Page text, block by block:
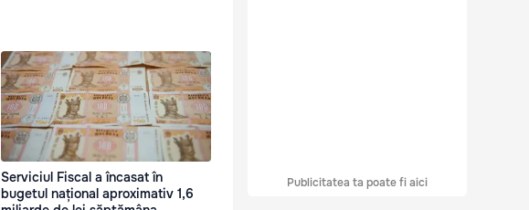
Serviciul Fiscal a încasat în
bugetul național aproximativ 1,6
Publicitatea ta poate fi aici